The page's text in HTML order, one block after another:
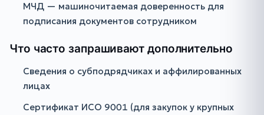
МЧД — машиночитаемая доверенность для
подписания документов сотрудником
Что часто запрашивают дополнительно
Сведения о субподрядчиках и аффилированных
лицах
Сертификат ИСО 9001 (для закупок у крупных